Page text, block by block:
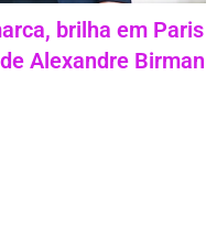
brilha em Paris
Alexandre Birman